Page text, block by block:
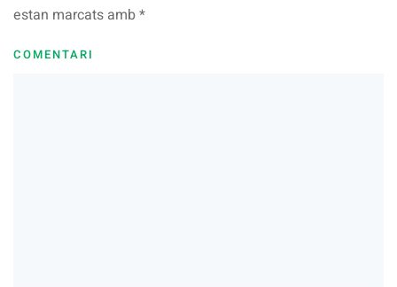
estan marcats amb*
COMENTARI